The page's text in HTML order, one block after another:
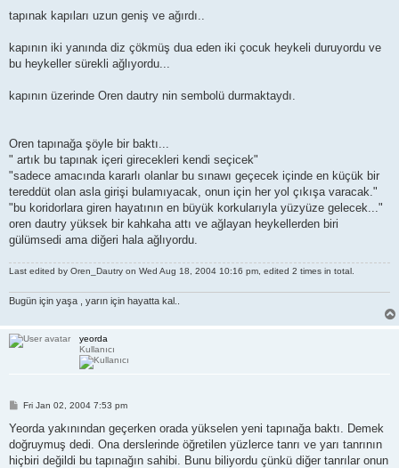
tapınak kapıları uzun geniş ve ağırdı..
kapının iki yanında diz çökmüş dua eden iki çocuk heykeli duruyordu ve
bu heykeller sürekli ağlıyordu...
kapının üzerinde Oren dautry nin sembolü durmaktaydı.
Oren tapınağa şöyle bir baktı...
" artık bu tapınak içeri girecekleri kendi seçicek"
"sadece amacında kararlı olanlar bu sınawı geçecek içinde en küçük bir
tereddüt olan asla girişi bulamıyacak, onun için her yol çıkışa varacak."
"bu koridorlara giren hayatının en büyük korkularıyla yüzyüze gelecek..."
oren dautry yüksek bir kahkaha attı ve ağlayan heykellerden biri
gülümsedi ama diğeri hala ağlıyordu.
Last edited by Oren_Dautry on Wed Aug 18, 2004 10:16 pm, edited 2 times in total.
Bugün için yaşa , yarın için hayatta kal..
yeorda
Kullanıcı
P
s
Fri Jan 02, 2004 7:53 pm
Yeorda yakınından geçerken orada yükselen yeni tapınağa baktı. Demek
doğruymuş dedi. Ona derslerinde öğretilen yüzlerce tanrı ve yarı tanrının
hiçbiri değildi bu tapınağın sahibi. Bunu biliyordu çünkü diğer tanrılar onun